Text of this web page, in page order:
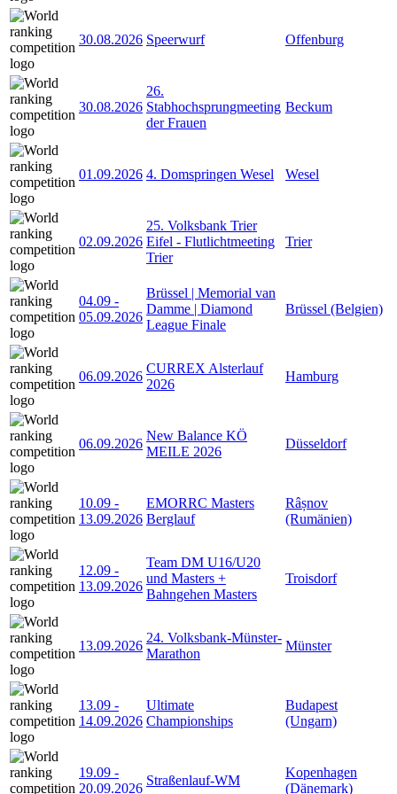
30.08.2026 Speerwurf Offenburg
30.08.2026
26.
Stabhochsprungmeeting
der Frauen
Beckum
01.09.2026 4. Domspringen Wesel Wesel
02.09.2026
25. Volksbank Trier
Eifel - Flutlichtmeeting
Trier
Trier
04.09 -
05.09.2026
Brüssel | Memorial van
Damme | Diamond
League Finale
Brüssel (Belgien)
06.09.2026
CURREX Alsterlauf
2026
Hamburg
06.09.2026
New Balance KÖ
MEILE 2026
Düsseldorf
10.09 -
13.09.2026
EMORRC Masters
Berglauf
Râșnov
(Rumänien)
12.09 -
13.09.2026
Team DM U16/U20
und Masters +
Bahngehen Masters
Troisdorf
13.09.2026
24. Volksbank-Münster-
Marathon
Münster
13.09 -
14.09.2026
Ultimate
Championships
Budapest
(Ungarn)
19.09 -
20.09.2026
Straßenlauf-WM
Kopenhagen
(Dänemark)